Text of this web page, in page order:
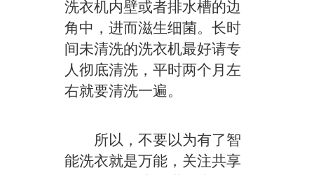
洗衣机内壁或者排水槽的边
角中，进而滋生细菌。长时
间未清洗的洗衣机最好请专
人彻底清洗，平时两个月左
右就要清洗一遍。
所以，不要以为有了智
能洗衣就是万能，关注共享